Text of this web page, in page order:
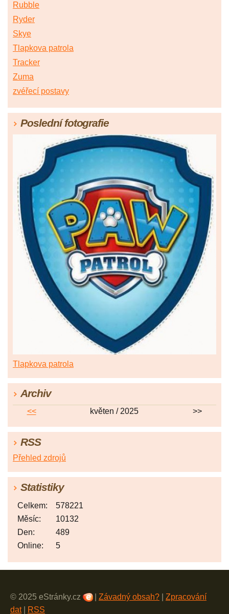
Rubble
Ryder
Skye
Tlapkova patrola
Tracker
Zuma
zvéřecí postavy
Poslední fotografie
Tlapkova patrola
Archiv
<< květen / 2025 >>
RSS
Přehled zdrojů
Statistiky
Online: 5
Celkem:
578221
Měsíc:
10132
Den:
489
© 2025 eStránky.cz Závadný obsah?
Zpracování
dat| RSS